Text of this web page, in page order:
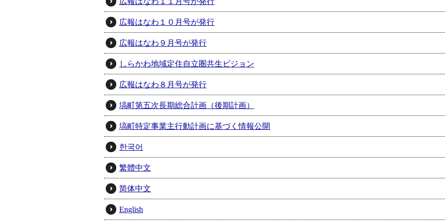
広報はなわ１０月号が発行
広報はなわ９月号が発行
しらかわ地域定住自立圏共生ビジョン
広報はなわ８月号が発行
塙町第五次長期総合計画（後期計画）
塙町特定事業主行動計画に基づく情報公開
한국어
繁體中文
简体中文
English